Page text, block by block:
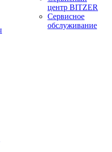
центр BITZER
Сервисное
обслуживание